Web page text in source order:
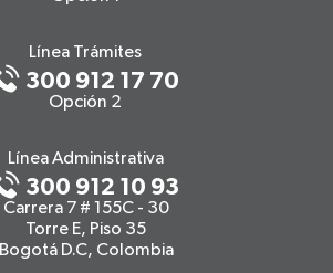
Línea Trámites
300 912 17 70
Opción 2
Línea Administrativa
300 912 10 93
Carrera 7 # 155C - 30
Torre E, Piso 35
Bogotá D.C, Colombia